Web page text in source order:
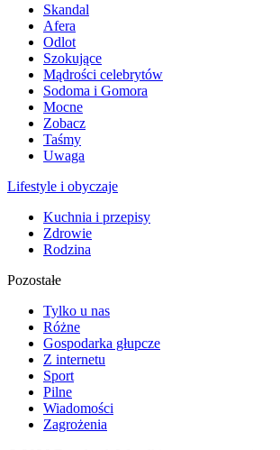
Skandal
Afera
Odlot
Szokujące
Mądrości celebrytów
Sodoma i Gomora
Mocne
Zobacz
Taśmy
Uwaga
Lifestyle i obyczaje
Kuchnia i przepisy
Zdrowie
Rodzina
Pozostałe
Tylko u nas
Różne
Gospodarka głupcze
Z internetu
Sport
Pilne
Wiadomości
Zagrożenia